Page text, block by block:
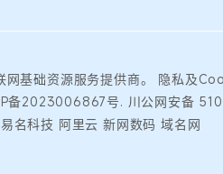
网基础资源服务提供商。
隐私及
备2023006867号. 川公网安备
名科技 阿里云 新网数码 域名网